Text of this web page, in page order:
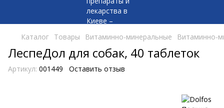
Каталог Товары Витаминно-минеральные Витаминно-
ЛеспеДол для собак, 40 таблеток
Артикул: 001449 Оставить отзыв